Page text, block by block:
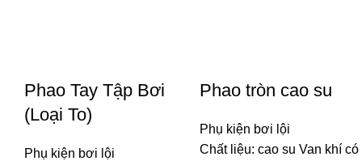
Phao Tay Tập Bơi
(Loại To)
Phụ kiện bơi lội
Phao tròn cao su
Phụ kiện bơi lội
Chất liệu: cao su Van khí có